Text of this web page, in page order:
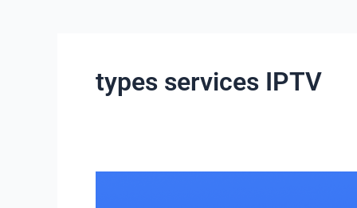
types services IPTV